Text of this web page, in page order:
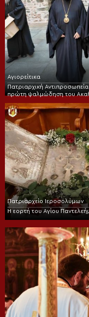
Αγιορείτικα
Πατριαρχική
πρώτη ψαλμώδηση του
Πατριαρχείο Ιεροσολύμων
Η εορτή του Αγίου